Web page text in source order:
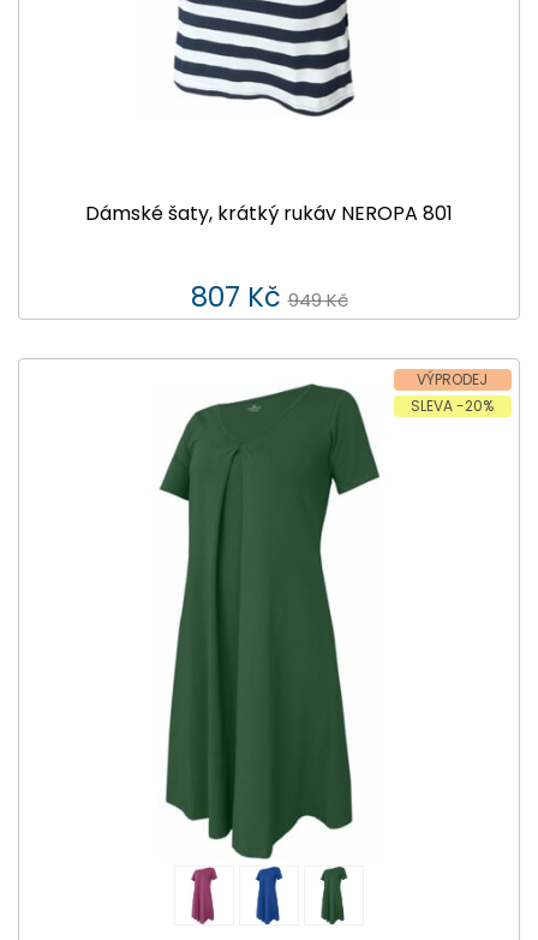
Dámské šaty, krátký rukáv NEROPA 801
807 Kč 949 Kč
VÝPRODEJ
SLEVA -20%